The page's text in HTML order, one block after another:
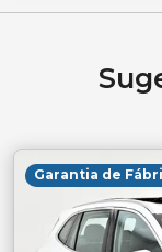
Garantia de